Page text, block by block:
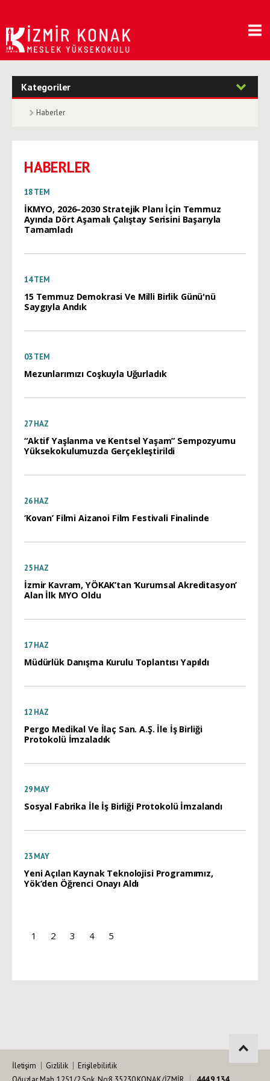
Kategoriler
Haberler
HABERLER
18 TEM
İKMYO, 2026–2030 Stratejik Planı İçin Temmuz
Ayında Dört Aşamalı Çalıştay Serisini Başarıyla
Tamamladı
14 TEM
15 Temmuz Demokrasi Ve Milli Birlik Günü'nü
Saygıyla Andık
03 TEM
Mezunlarımızı Coşkuyla Uğurladık
27 HAZ
“Aktif Yaşlanma ve Kentsel Yaşam” Sempozyumu
Yüksekokulumuzda Gerçekleştirildi
26 HAZ
‘Kovan’ Filmi Aizanoi Film Festivali Finalinde
25 HAZ
İzmir Kavram, YÖKAK’tan ‘Kurumsal Akreditasyon’
Alan İlk MYO Oldu
17 HAZ
Müdürlük Danışma Kurulu Toplantısı Yapıldı
12 HAZ
Pergo Medikal Ve İlaç San. A.Ş. İle İş Birliği
Protokolü İmzaladık
29 MAY
Sosyal Fabrika İle İş Birliği Protokolü İmzalandı
23 MAY
Yeni Açılan Kaynak Teknolojisi Programımız,
Yök’den Öğrenci Onayı Aldı
1 2 3 4 5
İletişim Gizlilik
Erişilebilirlik